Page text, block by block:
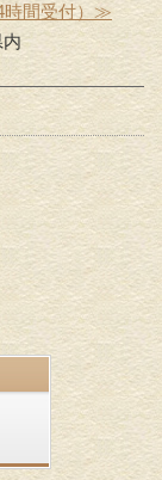
時間受付）≫